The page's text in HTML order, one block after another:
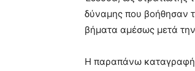
δύναμης που βοήθησαν
βήματα αμέσως μετά
Η παραπάνω